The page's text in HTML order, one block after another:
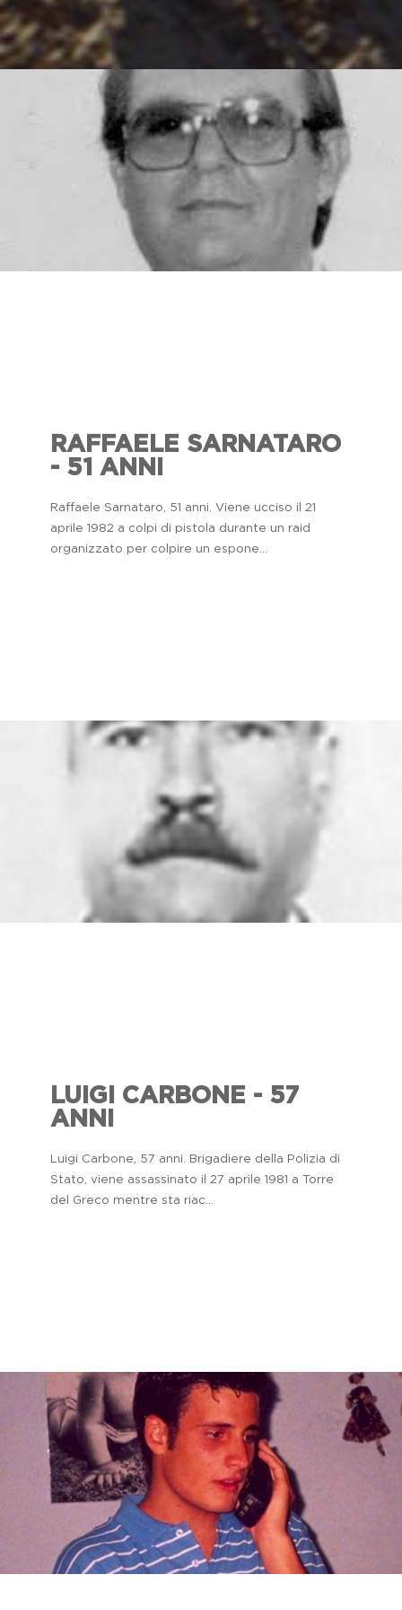
RAFFAELE SARNATARO
- 51 ANNI
Raffaele Sarnataro, 51 anni. Viene ucciso il 21
aprile 1982 a colpi di pistola durante un raid
organizzato per colpire un espone...
LUIGI CARBONE - 57
ANNI
Luigi Carbone, 57 anni. Brigadiere della Polizia di
Stato, viene assassinato il 27 aprile 1981 a Torre
del Greco mentre sta riac...